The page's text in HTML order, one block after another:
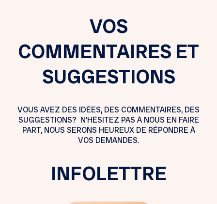
VOS
COMMENTAIRES ET
SUGGESTIONS
VOUS AVEZ DES IDÉES, DES COMMENTAIRES, DES
SUGGESTIONS? N'HÉSITEZ PAS À NOUS EN FAIRE
PART, NOUS SERONS HEUREUX DE RÉPONDRE À
VOS DEMANDES.
INFOLETTRE